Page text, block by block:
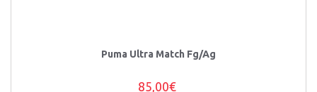
Puma Ultra Match Fg/Ag
85,00€